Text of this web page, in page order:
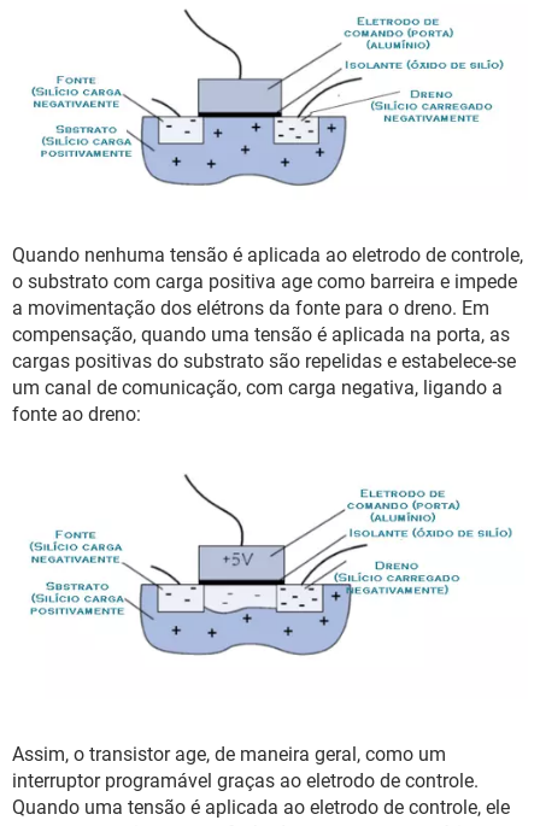
Quando nenhuma tensão é aplicada ao eletrodo de controle,
o substrato com carga positiva age como barreira e impede
a movimentação dos elétrons da fonte para o dreno. Em
compensação, quando uma tensão é aplicada na porta, as
cargas positivas do substrato são repelidas e estabelece-se
um canal de comunicação, com carga negativa, ligando a
fonte ao dreno:
Assim, o transistor age, de maneira geral, como um
interruptor programável graças ao eletrodo de controle.
Quando uma tensão é aplicada ao eletrodo de controle, ele